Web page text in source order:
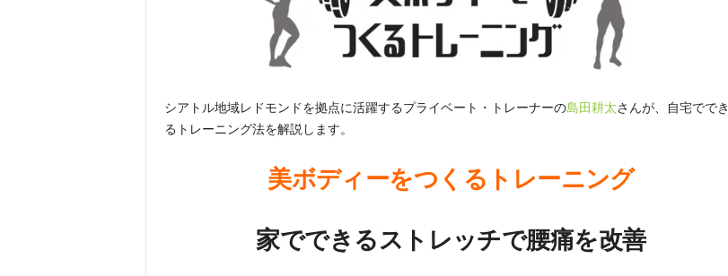
シアトル地域レドモンドを拠点に活躍するプライベート・トレーナーの島田耕太さんが、自宅ででき
るトレーニング法を解説します。
美ボディーをつくるトレーニング
家でできるストレッチで腰痛を改善